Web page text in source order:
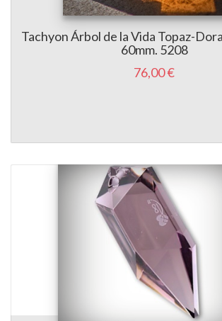
76,00 €
Tachyon Árbol de la Vida
Grande. 60mm